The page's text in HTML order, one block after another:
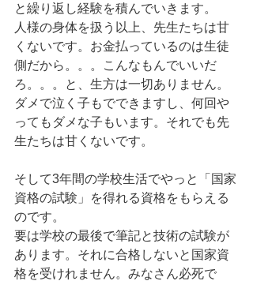
と繰り返し経験を積んでいきます。
人様の身体を扱う以上、先生たちは甘
くないです。お金払っているのは生徒
側だから。。。こんなもんでいいだ
ろ。。。と、生方は一切ありません。
ダメで泣く子もでできますし、何回や
ってもダメな子もいます。それでも先
生たちは甘くないです。
そして3年間の学校生活でやっと「国家
資格の試験」を得れる資格をもらえる
のです。
要は学校の最後で筆記と技術の試験が
あります。それに合格しないと国家資
格を受けれません。みなさん必死で